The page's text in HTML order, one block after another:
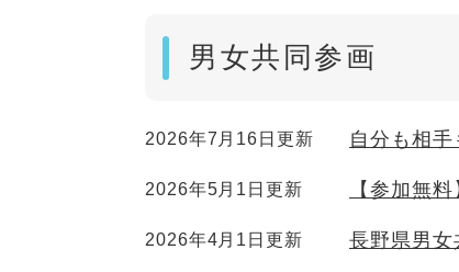
男女共同参画
2026年7月16日更新 自分も相
2026年5月1日更新 【参加無
2026年4月1日更新 長野県男女